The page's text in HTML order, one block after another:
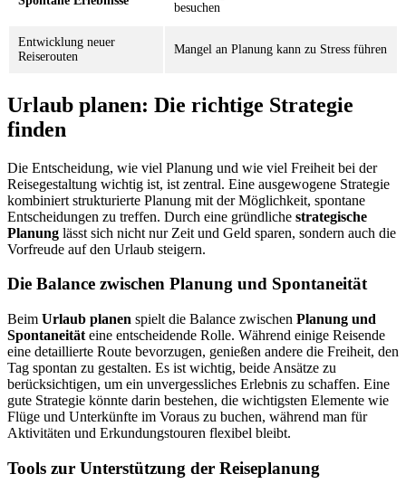
besuchen
Entwicklung neuer
Reiserouten
Mangel an Planung kann zu Stress führen
Urlaub planen: Die richtige Strategie
finden
Die Entscheidung, wie viel Planung und wie viel Freiheit bei der
Reisegestaltung wichtig ist, ist zentral. Eine ausgewogene Strategie
kombiniert strukturierte Planung mit der Möglichkeit, spontane
Entscheidungen zu treffen. Durch eine gründliche strategische
Planung lässt sich nicht nur Zeit und Geld sparen, sondern auch die
Vorfreude auf den Urlaub steigern.
Die Balance zwischen Planung und Spontaneität
Beim Urlaub planen spielt die Balance zwischen Planung und
Spontaneität eine entscheidende Rolle. Während einige Reisende
eine detaillierte Route bevorzugen, genießen andere die Freiheit, den
Tag spontan zu gestalten. Es ist wichtig, beide Ansätze zu
berücksichtigen, um ein unvergessliches Erlebnis zu schaffen. Eine
gute Strategie könnte darin bestehen, die wichtigsten Elemente wie
Flüge und Unterkünfte im Voraus zu buchen, während man für
Aktivitäten und Erkundungstouren flexibel bleibt.
Tools zur Unterstützung der Reiseplanung